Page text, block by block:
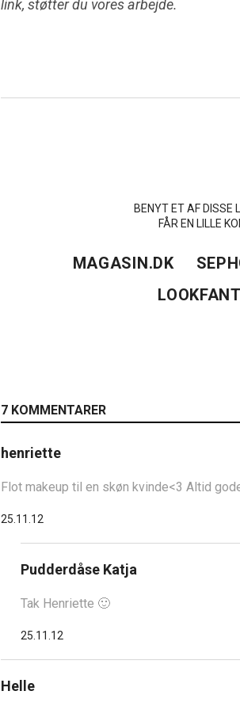
link, støtter du vores arbejde.
BENYT ET AF DISSE
FÅR EN LILLE
MAGASIN.DK
7 KOMMENTARER
henriette
Flot makeup til en skøn kvinde<3 Altid
25.11.12
Pudderdåse Katja
Tak Henriette 🙂
25.11.12
Helle